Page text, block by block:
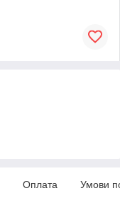
Оплата Умови